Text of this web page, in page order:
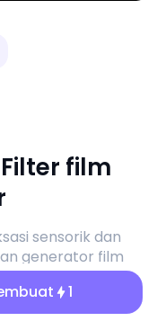
film
sensorik dan
generator film
1